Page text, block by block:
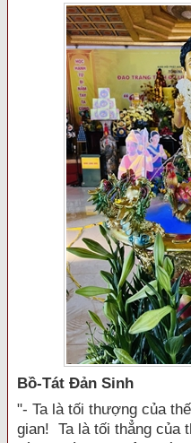
Bồ-Tát Đản Sinh
"- Ta là tối thượng của
gian! Ta là tối thẳng của